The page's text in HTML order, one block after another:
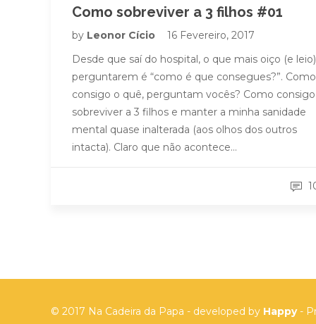
Como sobreviver a 3 filhos #01
by Leonor Cício
16 Fevereiro, 2017
Desde que saí do hospital, o que mais oiço (e leio)
perguntarem é “como é que consegues?”. Como
consigo o quê, perguntam vocês? Como consigo
sobreviver a 3 filhos e manter a minha sanidade
mental quase inalterada (aos olhos dos outros
intacta). Claro que não acontece…
© 2017 Na Cadeira da Papa - developed by Happy-